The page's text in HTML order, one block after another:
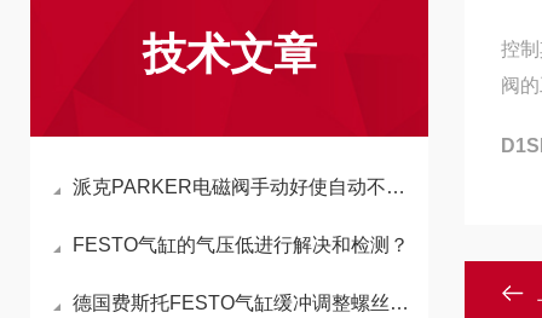
技术文章
派克PARKER电磁阀手动好使自动不好使,原因分析及解决方案
FESTO气缸的气压低进行解决和检测？
德国费斯托FESTO气缸缓冲调整螺丝的功能与调整方法
控制
阀